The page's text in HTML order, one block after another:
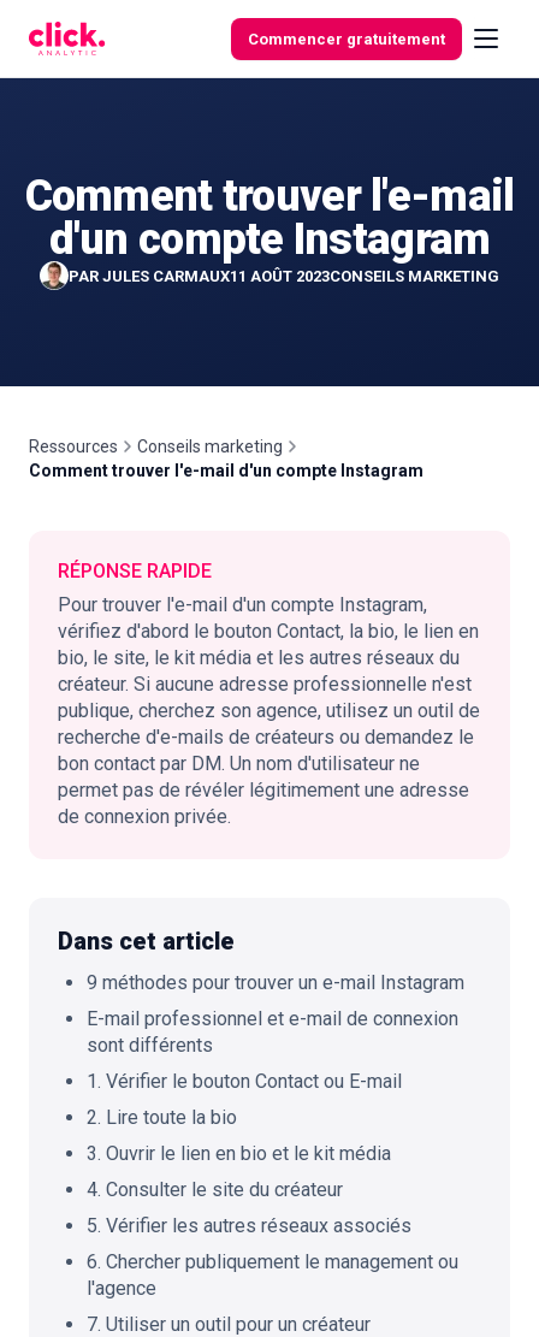
Commencer gratuitement
Fonctionnalités
Outils
gratuits
🇫🇷 FR
Comment trouver l'e-mail
d'un compte Instagram
PAR JULES CARMAUX11 AOÛT 2023CONSEILS MARKETING
Ressources
Conseils marketing
Comment trouver l'e-mail d'un compte Instagram
RÉPONSE RAPIDE
Pour trouver l'e-mail d'un compte Instagram,
vérifiez d'abord le bouton Contact, la bio, le lien en
bio, le site, le kit média et les autres réseaux du
créateur. Si aucune adresse professionnelle n'est
publique, cherchez son agence, utilisez un outil de
recherche d'e-mails de créateurs ou demandez le
bon contact par DM. Un nom d'utilisateur ne
permet pas de révéler légitimement une adresse
de connexion privée.
Dans cet article
9 méthodes pour trouver un e-mail Instagram
E-mail professionnel et e-mail de connexion
sont différents
1. Vérifier le bouton Contact ou E-mail
2. Lire toute la bio
3. Ouvrir le lien en bio et le kit média
4. Consulter le site du créateur
5. Vérifier les autres réseaux associés
6. Chercher publiquement le management ou
l'agence
7. Utiliser un outil pour un créateur